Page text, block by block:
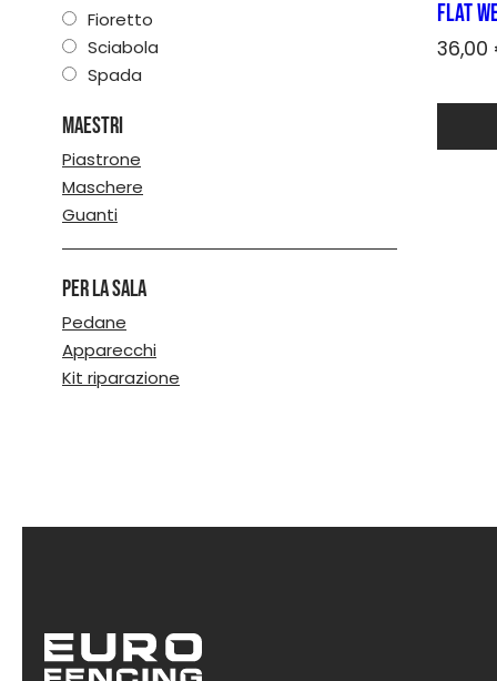
Fioretto
Sciabola
Spada
Maestri
Piastrone
Maschere
Guanti
Per la sala
Pedane
Apparecchi
Kit riparazione
Flat
36,00
più